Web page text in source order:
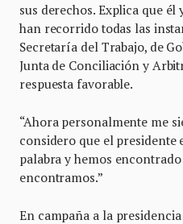
sus derechos. Explica que
han recorrido todas las
Secretaría del Trabajo, de
Junta de Conciliación y
respuesta favorable.
“Ahora personalmente me
considero que el presidente
palabra y hemos
encontramos.”
En campaña a la